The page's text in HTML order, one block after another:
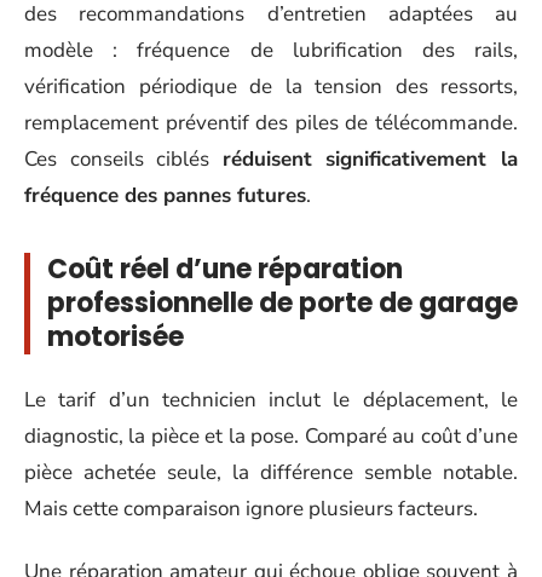
des recommandations d’entretien adaptées au
modèle : fréquence de lubrification des rails,
vérification périodique de la tension des ressorts,
remplacement préventif des piles de télécommande.
Ces conseils ciblés réduisent significativement la
fréquence des pannes futures.
Coût réel d’une réparation
professionnelle de porte de garage
motorisée
Le tarif d’un technicien inclut le déplacement, le
diagnostic, la pièce et la pose. Comparé au coût d’une
pièce achetée seule, la différence semble notable.
Mais cette comparaison ignore plusieurs facteurs.